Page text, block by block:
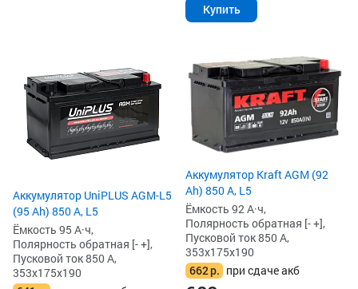
Купить
Аккумулятор UniPLUS AGM-L5
(95 Ah) 850 А, L5
Ёмкость 95 А·ч,
Полярность обратная [- +],
Пусковой ток 850 А,
353x175x190
Аккумулятор Kraft AGM (92
Ah) 850 А, L5
Ёмкость 92 А·ч,
Полярность обратная [- +],
Пусковой ток 850 А,
353x175x190
662р. при сдаче акб